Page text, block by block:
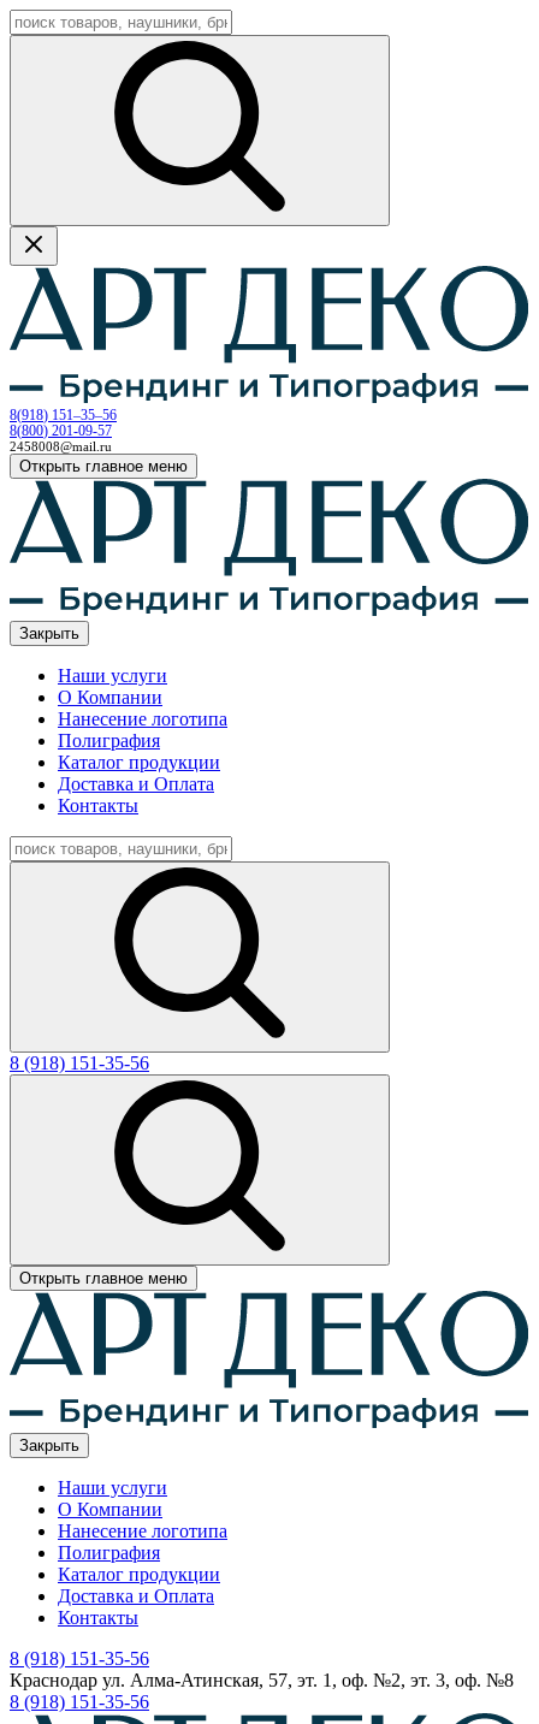
8(918) 151–35–56
8(800) 201-09-57
2458008@mail.ru
Открыть главное меню
Закрыть
Наши услуги
О Компании
Нанесение логотипа
Полиграфия
Каталог продукции
Доставка и Оплата
Контакты
8 (918) 151-35-56
Открыть главное меню
Закрыть
Наши услуги
О Компании
Нанесение логотипа
Полиграфия
Каталог продукции
Доставка и Оплата
Контакты
8 (918) 151-35-56
Краснодар ул. Алма-Атинская, 57, эт. 1, оф. №2, эт. 3, оф. №8
8 (918) 151-35-56